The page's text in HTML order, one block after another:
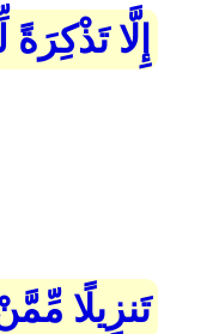
إِلَّا
تَنزِيلًا